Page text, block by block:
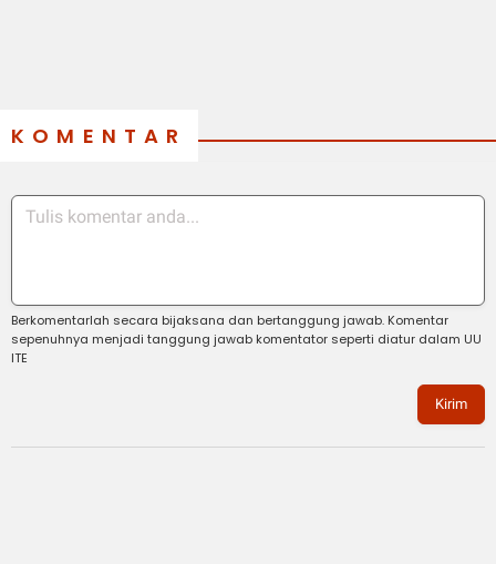
KOMENTAR
Berkomentarlah secara bijaksana dan bertanggung jawab. Komentar
sepenuhnya menjadi tanggung jawab komentator seperti diatur dalam UU
ITE
Kirim